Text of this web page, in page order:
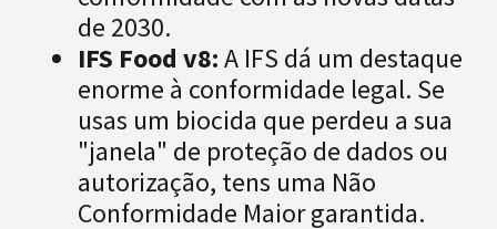
de 2030.
IFS Food v8:A IFS dá um destaque
enorme à conformidade legal. Se
usas um biocida que perdeu a sua
"janela" de proteção de dados ou
autorização, tens uma Não
Conformidade Maior garantida.